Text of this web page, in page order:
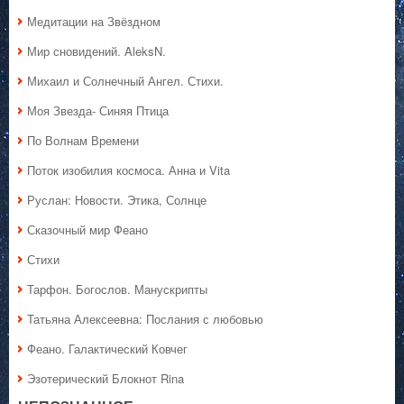
Медитации на Звёздном
Мир сновидений. AleksN.
Михаил и Солнечный Ангел. Стихи.
Моя Звезда- Синяя Птица
По Волнам Времени
Поток изобилия космоса. Анна и Vita
Руслан: Новости. Этика, Солнце
Сказочный мир Феано
Стихи
Тарфон. Богослов. Манускрипты
Татьяна Алексеевна: Послания с любовью
Феано. Галактический Ковчег
Эзотерический Блокнот Rina